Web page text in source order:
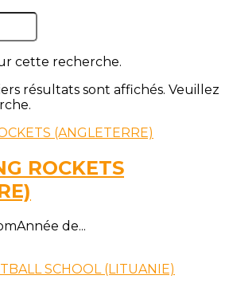
cette recherche.
résultats sont affichés. Veuillez
ROCKETS
de...